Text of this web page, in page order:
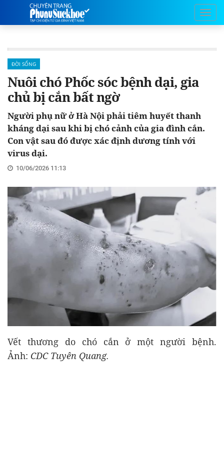
ĐỜI SỐNG
Nuôi chó Phốc sóc bệnh dại, gia
chủ bị cắn bất ngờ
Người phụ nữ ở Hà Nội phải tiêm huyết thanh
kháng dại sau khi bị chó cảnh của gia đình cắn.
Con vật sau đó được xác định dương tính với
virus dại.
10/06/2026 11:13
Vết thương do chó cắn ở một người bệnh.
Ảnh: CDC Tuyên Quang.